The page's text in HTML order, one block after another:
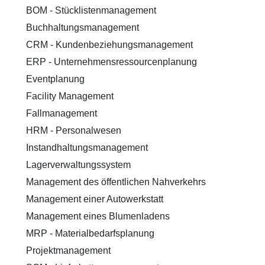
BOM - Stücklistenmanagement
Buchhaltungsmanagement
CRM - Kundenbeziehungsmanagement
ERP - Unternehmensressourcenplanung
Eventplanung
Facility Management
Fallmanagement
HRM - Personalwesen
Instandhaltungsmanagement
Lagerverwaltungssystem
Management des öffentlichen Nahverkehrs
Management einer Autowerkstatt
Management eines Blumenladens
MRP - Materialbedarfsplanung
Projektmanagement